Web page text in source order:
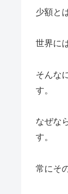
少額と
世界に
そんな
す。
なぜな
す。
常にそ